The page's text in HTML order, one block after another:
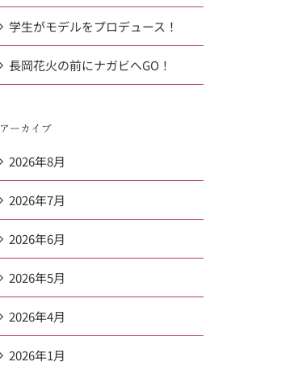
学生がモデルをプロデュース！
長岡花火の前にナガビへGO！
アーカイブ
2026年8月
2026年7月
2026年6月
2026年5月
2026年4月
2026年1月